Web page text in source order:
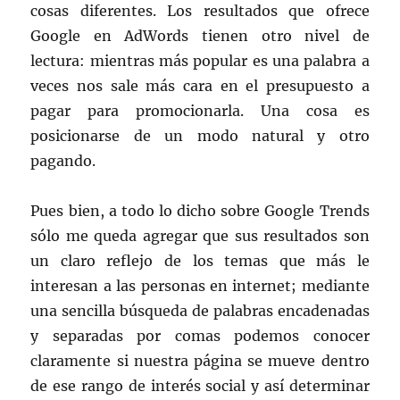
cosas diferentes. Los resultados que ofrece
Google en AdWords tienen otro nivel de
lectura: mientras más popular es una palabra a
veces nos sale más cara en el presupuesto a
pagar para promocionarla. Una cosa es
posicionarse de un modo natural y otro
pagando.
Pues bien, a todo lo dicho sobre Google Trends
sólo me queda agregar que sus resultados son
un claro reflejo de los temas que más le
interesan a las personas en internet; mediante
una sencilla búsqueda de palabras encadenadas
y separadas por comas podemos conocer
claramente si nuestra página se mueve dentro
de ese rango de interés social y así determinar